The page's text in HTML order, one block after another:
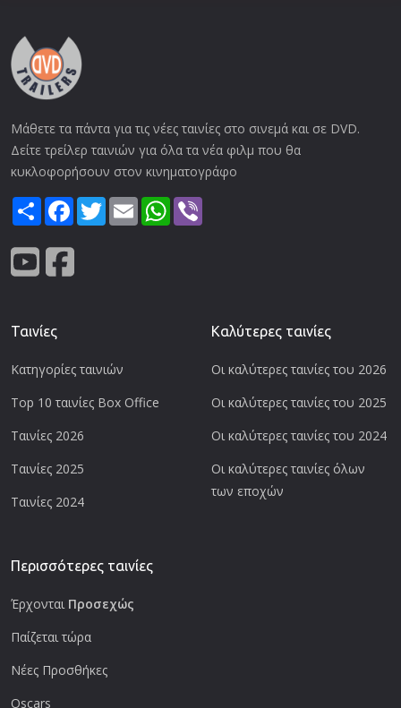
Μάθετε τα πάντα για τις νέες ταινίες στο σινεμά και σε DVD.
Δείτε τρείλερ ταινιών για όλα τα νέα φιλμ που θα
κυκλοφορήσουν στον κινηματογράφο
ShareFacebook
TwitterEmail WhatsApp
Ταινίες
Κατηγορίες ταινιών
Top 10 ταινίες Box Office
Ταινίες 2026
Ταινίες 2025
Ταινίες 2024
Καλύτερες ταινίες
Οι καλύτερες ταινίες του 2026
Οι καλύτερες ταινίες του 2025
Οι καλύτερες ταινίες του 2024
Οι καλύτερες ταινίες όλων
των εποχών
Περισσότερες ταινίες
Έρχονται Προσεχώς
Παίζεται τώρα
Νέες Προσθήκες
Oscars